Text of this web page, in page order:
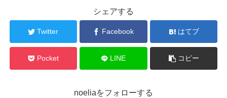
シェアする
Twitter Facebook はてブ
Pocket LINE コピー
noeliaをフォローする